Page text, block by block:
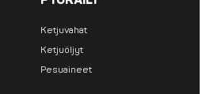
Ketjuvahat
Ketjuöljyt
Pesuaineet